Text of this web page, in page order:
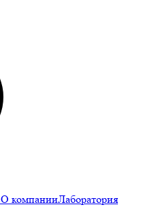
О компанииЛаборатория